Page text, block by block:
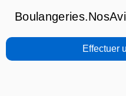
Effectuer